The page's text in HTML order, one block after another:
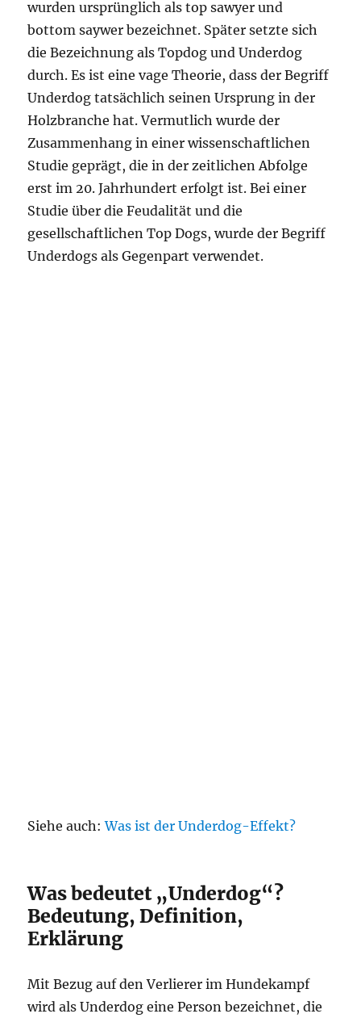
wurden ursprünglich als top sawyer und
bottom saywer bezeichnet. Später setzte sich
die Bezeichnung als Topdog und Underdog
durch. Es ist eine vage Theorie, dass der Begriff
Underdog tatsächlich seinen Ursprung in der
Holzbranche hat. Vermutlich wurde der
Zusammenhang in einer wissenschaftlichen
Studie geprägt, die in der zeitlichen Abfolge
erst im 20. Jahrhundert erfolgt ist. Bei einer
Studie über die Feudalität und die
gesellschaftlichen Top Dogs, wurde der Begriff
Underdogs als Gegenpart verwendet.
Siehe auch:Was ist der Underdog-Effekt?
Was bedeutet „Underdog“?
Bedeutung, Definition,
Erklärung
Mit Bezug auf den Verlierer im Hundekampf
wird als Underdog eine Person bezeichnet, die